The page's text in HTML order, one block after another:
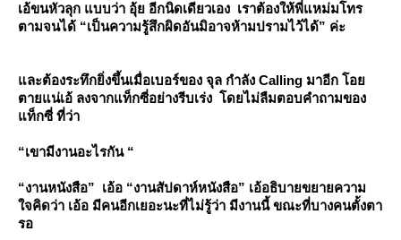
เอ้ขนหัวลุก แบบว่า อุ้ย อีกนิดเดียวเอง เราต้องให้พี่แหม่มโทร
ตามจนได้ “เป็นความรู้สึกผิดอันมิอาจห้ามปรามไว้ได้” ค่ะ
ละต้องระทึกยิ่งขึ้นเมื่อเบอร์ของ จุล กำลัง Calling มาอีก โอ
ตายแน่เอ้ ลงจากแท็กซี่อย่างรีบเร่ง โดยไม่ลืมตอบคำถามของ
ท็กซี่ ที่ว่า
“เขามีงานอะไรกัน “
“งานหนังสือ” เอ้อ “งานสัปดาห์หนังสือ” เอ้อธิบายขยายความ
จคิดว่า เอ้อ มีคนอีกเยอะนะที่ไม่รู้ว่า มีงานนี้ ขณะที่บางคนตั้งตา
รอ